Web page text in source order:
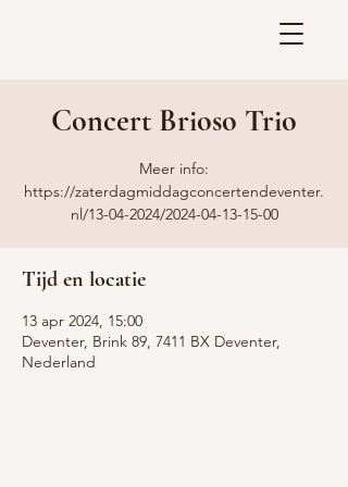
Concert Brioso Trio
Meer info:
https://zaterdagmiddagconcertendeventer.
nl/13-04-2024/2024-04-13-15-00
Tijd en locatie
13 apr 2024, 15:00
Deventer, Brink 89, 7411 BX Deventer,
Nederland